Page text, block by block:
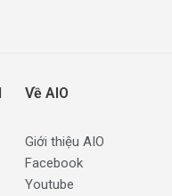
Về AIO
Giới thiệu AIO
Facebook
Youtube